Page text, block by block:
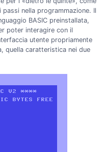
nella programmazione. Il
BASIC preinstallata,
poter interagire con il
utente propriamente
quella caratteristica nei due